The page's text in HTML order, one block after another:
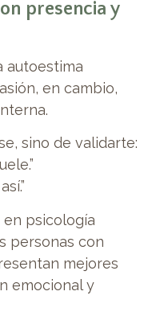
presencia y
autoestima
en cambio,
sino de validarte:
en psicología
personas con
mejores
emocional y